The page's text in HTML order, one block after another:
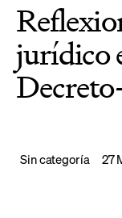
jurídico
Sin categoría 27